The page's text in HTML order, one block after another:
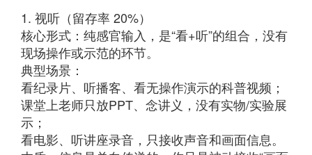
1. 视听（留存率 20%）
核心形式：纯感官输入，是“看+听”的组合，没有
现场操作或示范的环节。
典型场景：
看纪录片、听播客、看无操作演示的科普视频；
课堂上老师只放PPT、念讲义，没有实物/实验展
示；
看电影、听讲座录音，只接收声音和画面信息。